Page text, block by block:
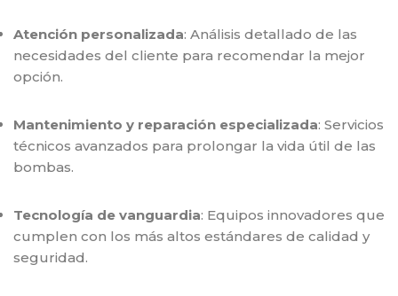
Atención personalizada: Análisis detallado de las
necesidades del cliente para recomendar la mejor
opción.
Mantenimiento y reparación especializada: Servicios
técnicos avanzados para prolongar la vida útil de las
bombas.
Tecnología de vanguardia: Equipos innovadores que
cumplen con los más altos estándares de calidad y
seguridad.